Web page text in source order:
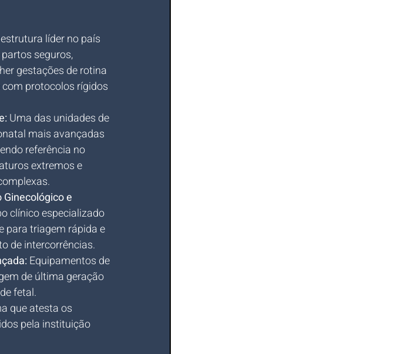
líder no país
seguros,
gestações de rotina
protocolos rígidos
Uma das unidades de
mais avançadas
referência no
extremos e
e
clínico especializado
para triagem rápida e
de intercorrências.
Equipamentos de
de última geração
fetal.
que atesta os
pela instituição